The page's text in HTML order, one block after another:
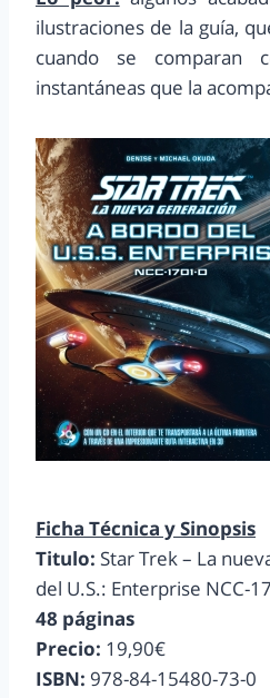
ilustraciones de la guía,
cuando se comparan
instantáneas que la
Ficha Técnica y Sinopsis
Titulo: Star Trek – La
del U.S.: Enterprise NCC-
48 páginas
Precio: 19,90€
ISBN: 978-84-15480-73-0